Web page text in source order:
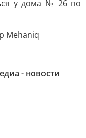
у дома № 26 по
Mehaniq
- новости